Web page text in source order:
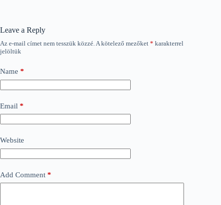
Leave a Reply
Az e-mail címet nem tesszük közzé.A kötelező mezőket * karakterrel
jelöltük
Name *
Email *
Website
Add Comment *